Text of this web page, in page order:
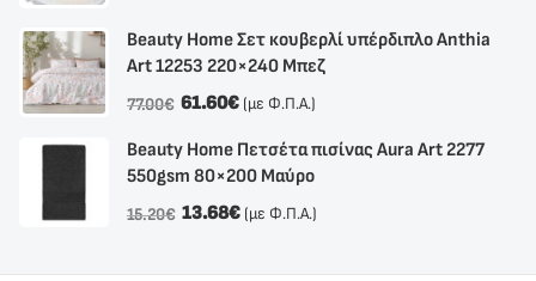
Beauty Home Σετ κουβερλί υπέρδιπλο Anthia
Αrt 12253 220×240 Μπεζ
77.00€ 61.60€ (με Φ.Π.Α.)
Beauty Home Πετσέτα πισίνας Aura Art 2277
550gsm 80×200 Μαύρο
15.20€ 13.68€ (με Φ.Π.Α.)